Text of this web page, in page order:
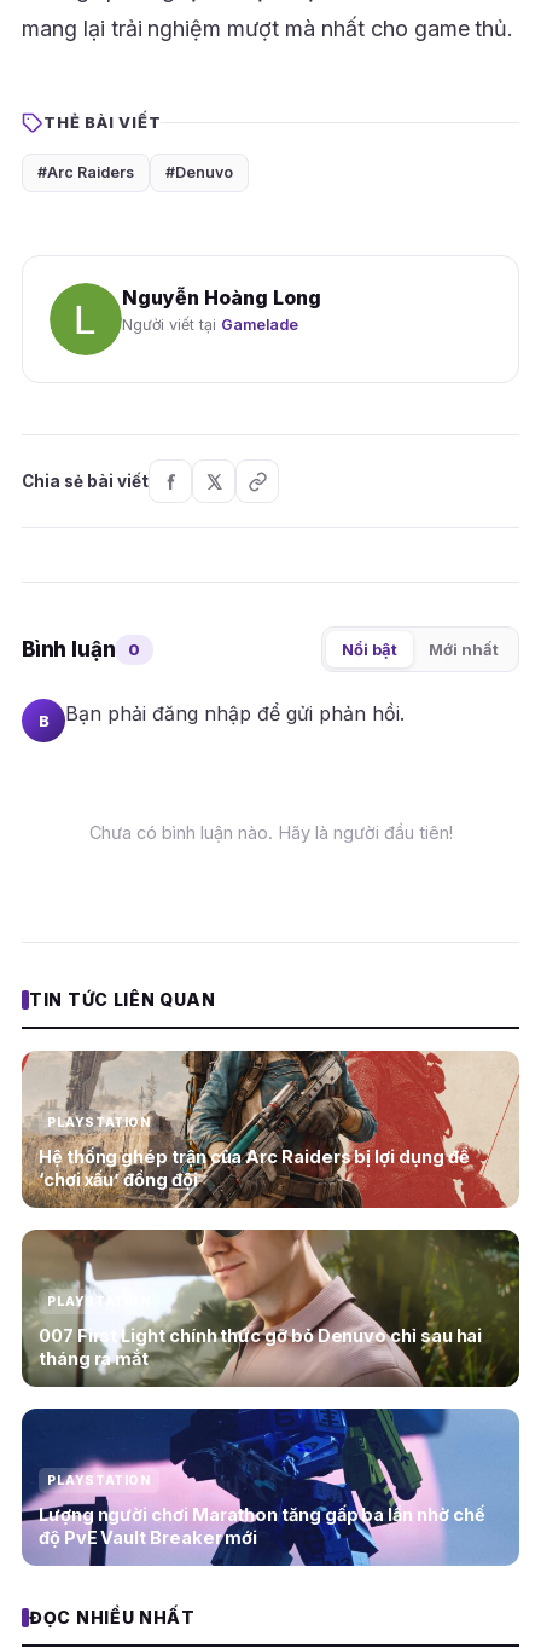
mang lại trải nghiệm mượt mà nhất cho game thủ.
THẺ BÀI VIẾT
#Arc Raiders #Denuvo
Nguyễn Hoàng Long
Người viết tại Gamelade
Chia sẻ bài viết
Bình luận 0 Nổi bật Mới nhất
B Bạn phải đăng nhập để gửi phản hồi.
Chưa có bình luận nào. Hãy là người đầu tiên!
TIN TỨC LIÊN QUAN
PLAYSTATION
Hệ thống ghép trận của Arc Raiders bị lợi dụng để
‘chơi xấu’ đồng đội
PLAYSTATION
007 First Light chính thức gỡ bỏ Denuvo chỉ sau hai
tháng ra mắt
PLAYSTATION
Lượng người chơi Marathon tăng gấp ba lần nhờ chế
độ PvE Vault Breaker mới
ĐỌC NHIỀU NHẤT